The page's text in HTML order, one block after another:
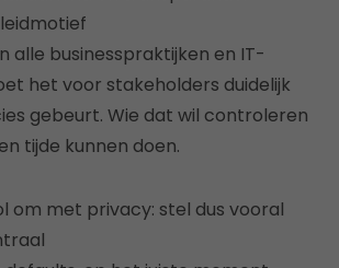
alle businesspraktijken en IT-
het voor stakeholders duidelijk
gebeurt. Wie dat wil controleren
tijde kunnen doen.
om met privacy: stel dus vooral